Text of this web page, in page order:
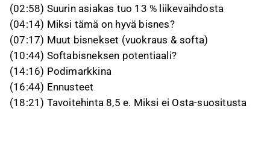
(02:58) Suurin asiakas tuo 13 % liikevaihdosta
(04:14) Miksi tämä on hyvä bisnes?
(07:17) Muut bisnekset (vuokraus & softa)
(10:44) Softabisneksen potentiaali?
(14:16) Podimarkkina
(16:44) Ennusteet
(18:21) Tavoitehinta 8,5 e. Miksi ei Osta‑suositusta